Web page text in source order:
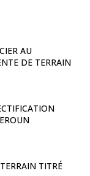
AU
DE TERRAIN
TITRÉ